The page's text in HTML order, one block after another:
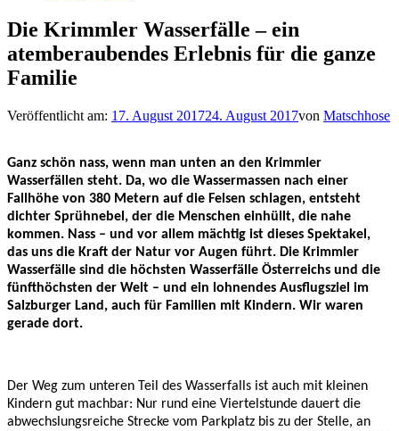
Die Krimmler Wasserfälle – ein
atemberaubendes Erlebnis für die ganze
Familie
Veröffentlicht am: 17. August 201724. August 2017von Matschhose
Ganz schön nass, wenn man unten an den Krimmler
Wasserfällen steht. Da, wo die Wassermassen nach einer
Fallhöhe von 380 Metern auf die Felsen schlagen, entsteht
dichter Sprühnebel, der die Menschen einhüllt, die nahe
kommen. Nass – und vor allem mächtig ist dieses Spektakel,
das uns die Kraft der Natur vor Augen führt. Die Krimmler
Wasserfälle sind die höchsten Wasserfälle Österreichs und die
fünfthöchsten der Welt – und ein lohnendes Ausflugsziel im
Salzburger Land, auch für Familien mit Kindern. Wir waren
gerade dort.
Der Weg zum unteren Teil des Wasserfalls ist auch mit kleinen
Kindern gut machbar: Nur rund eine Viertelstunde dauert die
abwechslungsreiche Strecke vom Parkplatz bis zu der Stelle, an